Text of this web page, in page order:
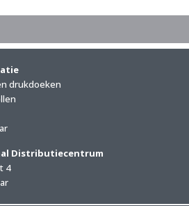
drukdoeken
Distributiecentrum
4